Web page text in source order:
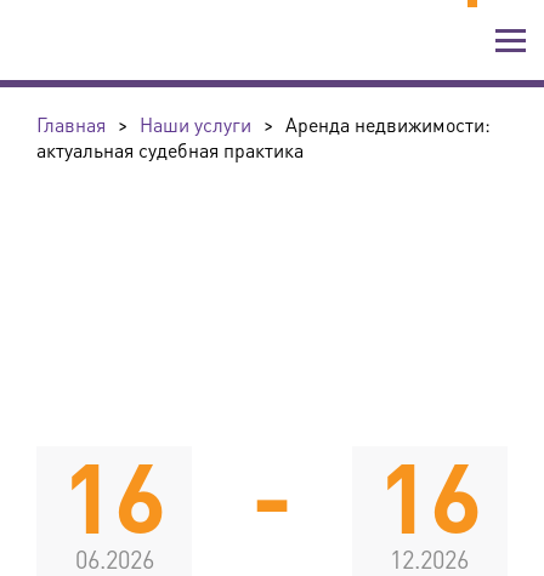
Главная > Наши услуги > Аренда недвижимости:
актуальная судебная практика
16
06.2026
- 16
12.2026